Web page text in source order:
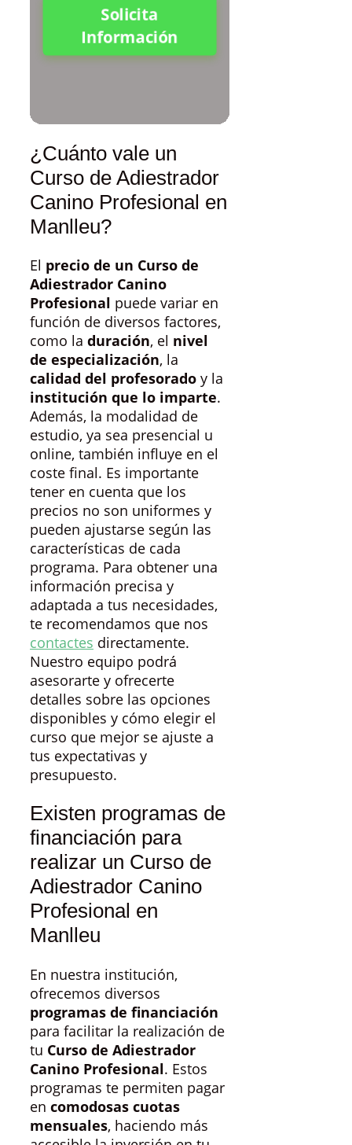
Solicita
Información
¿Cuánto vale un
Curso de Adiestrador
Canino Profesional en
Manlleu?
El precio de un Curso de
Adiestrador Canino
Profesional puede variar en
función de diversos factores,
como la duración, el nivel
de especialización, la
calidad del profesorado y la
institución que lo imparte.
Además, la modalidad de
estudio, ya sea presencial u
online, también influye en el
coste final. Es importante
tener en cuenta que los
precios no son uniformes y
pueden ajustarse según las
características de cada
programa. Para obtener una
información precisa y
adaptada a tus necesidades,
te recomendamos que nos
contactes directamente.
Nuestro equipo podrá
asesorarte y ofrecerte
detalles sobre las opciones
disponibles y cómo elegir el
curso que mejor se ajuste a
tus expectativas y
presupuesto.
Existen programas de
financiación para
realizar un Curso de
Adiestrador Canino
Profesional en
Manlleu
En nuestra institución,
ofrecemos diversos
programas de financiación
para facilitar la realización de
tu Curso de Adiestrador
Canino Profesional. Estos
programas te permiten pagar
en comodosas cuotas
mensuales, haciendo más